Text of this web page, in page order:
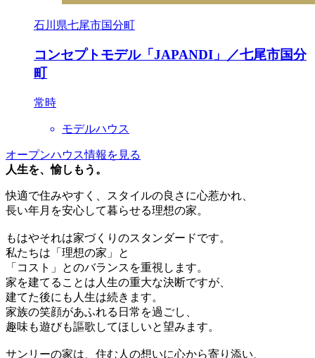
石川県七尾市国分町
コンセプトモデル「JAPANDI」／七尾市国分
町
常時
モデルハウス
オープンハウス情報を見る
人生を、愉しもう。
快適で住みやすく、スタイルの良さに心惹かれ、
長い年月を安心して暮らせる理想の家。
もはやそれは家づくりのスタンダードです。
私たちは「理想の家」と
「コスト」とのバランスを重視します。
家を建てることは人生の重大な決断ですが、
建てた後にも人生は続きます。
家族の笑顔があふれる日常を過ごし、
趣味も遊びも謳歌してほしいと望みます。
サンリーの家は、住む人の想いに心から寄り添い、